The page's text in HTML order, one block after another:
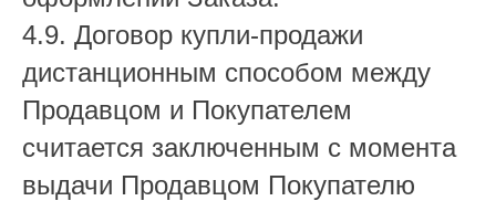
4.9. Договор купли-продажи
дистанционным способом между
Продавцом и Покупателем
считается заключенным с момента
выдачи Продавцом Покупателю